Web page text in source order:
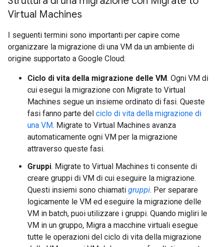
Virtual Machines
I seguenti termini sono importanti per capire come
organizzare la migrazione di una VM da un ambiente di
origine supportato a Google Cloud:
Ciclo di vita della migrazione delle VM. Ogni VM di
cui esegui la migrazione con Migrate to Virtual
Machines segue un insieme ordinato di fasi. Queste
fasi fanno parte del ciclo di vita della migrazione di
una VM. Migrate to Virtual Machines avanza
automaticamente ogni VM per la migrazione
attraverso queste fasi.
Gruppi. Migrate to Virtual Machines ti consente di
creare gruppi di VM di cui eseguire la migrazione.
Questi insiemi sono chiamati gruppi. Per separare
logicamente le VM ed eseguire la migrazione delle
VM in batch, puoi utilizzare i gruppi. Quando migliri le
VM in un gruppo, Migra a macchine virtuali esegue
tutte le operazioni del ciclo di vita della migrazione